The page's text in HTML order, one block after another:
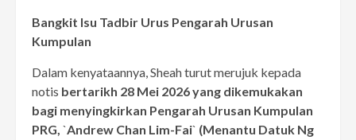
Bangkit Isu Tadbir Urus Pengarah Urusan
Kumpulan
Dalam kenyataannya, Sheah turut merujuk kepada
notis bertarikh 28 Mei 2026 yang dikemukakan
bagi menyingkirkan Pengarah Urusan Kumpulan
PRG, `Andrew Chan Lim-Fai` (Menantu Datuk Ng